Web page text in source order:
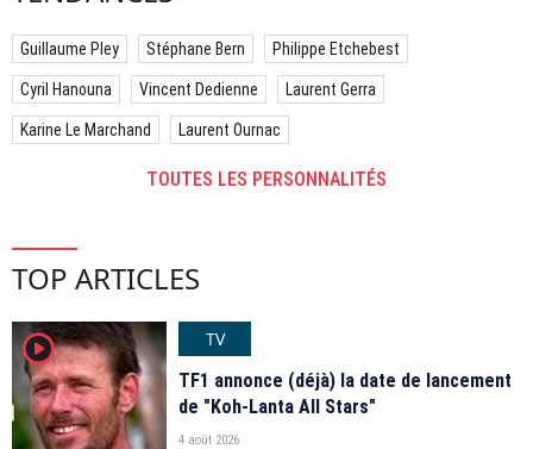
Guillaume Pley Stéphane Bern Philippe Etchebest
Cyril Hanouna Vincent Dedienne Laurent Gerra
Karine Le Marchand Laurent Ournac
TOUTES LES PERSONNALITÉS
TOP ARTICLES
player2
TV
TF1 annonce (déjà) la date de lancement
de "Koh-Lanta All Stars"
4 août 2026